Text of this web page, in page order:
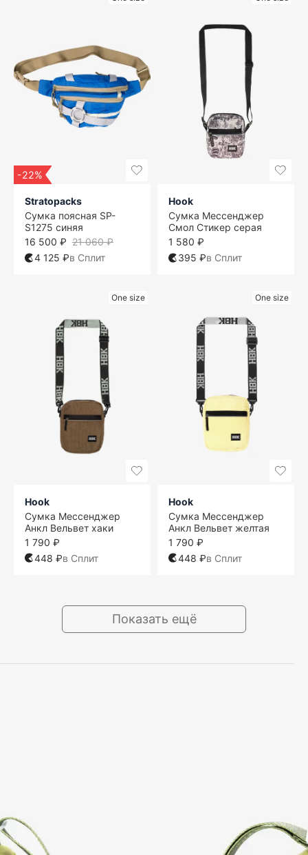
-22%
Stratopacks
Сумка поясная SP-
S1275 синяя
21 060 ₽
16 500 ₽
4 125 ₽в Сплит
Hook
Сумка Мессенджер
Смол Стикер серая
1 580 ₽
395 ₽в Сплит
One size
Hook
Сумка Мессенджер
Анкл Вельвет хаки
1 790 ₽
448 ₽в Сплит
One size
Hook
Сумка Мессенджер
Анкл Вельвет желтая
1 790 ₽
448 ₽в Сплит
Показать ещё